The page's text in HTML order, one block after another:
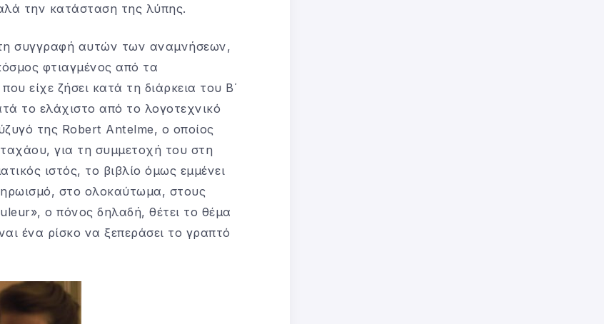
την κατάσταση της λύπης.
συγγραφή αυτών των αναμνήσεων,
φτιαγμένος από τα
είχε ζήσει κατά τη διάρκεια του Β΄
το ελάχιστο από το λογοτεχνικό
της Robert Antelme, ο οποίος
για τη συμμετοχή του στη
ιστός, το βιβλίο όμως εμμένει
στο ολοκαύτωμα, στους
ο πόνος δηλαδή, θέτει το θέμα
ένα ρίσκο να ξεπεράσει το γραπτό